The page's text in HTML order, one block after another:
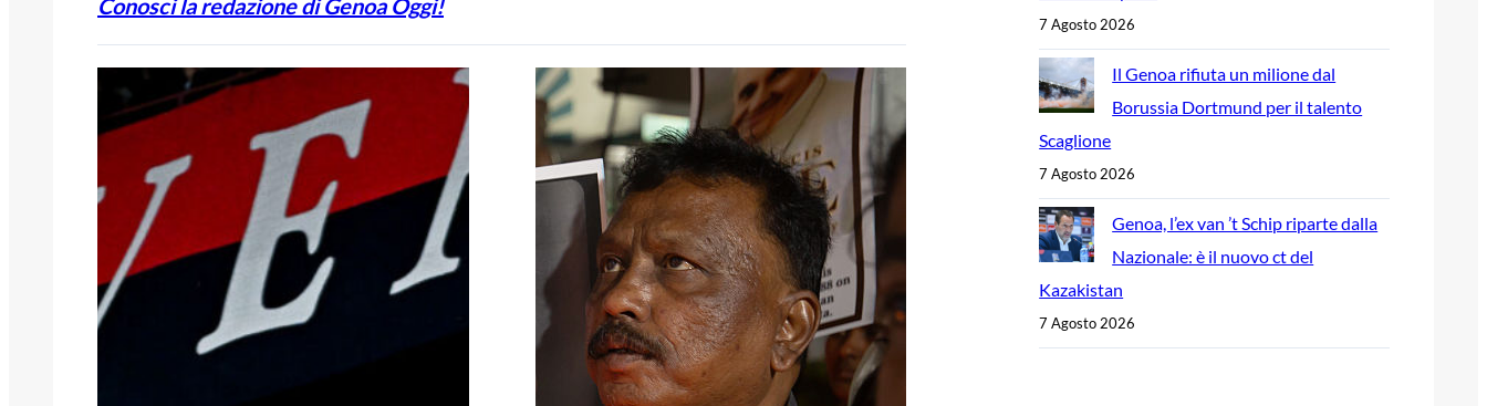
Conosci la redazione di Genoa Oggi!
7 Agosto 2026
Il Genoa rifiuta un milione dal
Borussia Dortmund per il talento
Scaglione
7 Agosto 2026
Genoa, l’ex van ’t Schip riparte dalla
Nazionale: è il nuovo ct del
Kazakistan
7 Agosto 2026